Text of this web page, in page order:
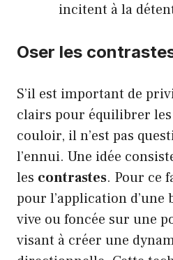
incitent à la
Oser les
S’il est important de
clairs pour équilibrer
couloir, il n’est pas
l’ennui. Une idée
les contrastes. Pour ce
pour l’application d’une
vive ou foncée sur une
visant à créer une